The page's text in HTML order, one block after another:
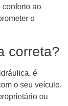
conforto ao
o
correta?
é
o seu veículo.
ou